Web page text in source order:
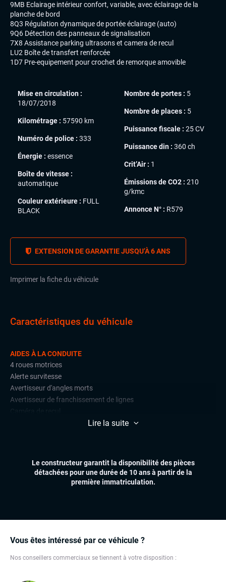
9MB Eclairage intérieur confort, variable, avec éclairage de la
planche de bord
8Q3 Régulation dynamique de portée éclairage (auto)
9Q6 Détection des panneaux de signalisation
7X8 Assistance parking ultrasons et camera de recul
LU2 Boîte de transfert renforcée
1D7 Pre-equipement pour crochet de remorque amovible
Mise en circulation :
18/07/2018
Kilométrage : 57590 km
Numéro de police : 333
Énergie : essence
Boîte de vitesse :
automatique
Couleur extérieure : FULL
BLACK
Nombre de portes : 5
Nombre de places : 5
Puissance fiscale : 25 CV
Puissance din : 360 ch
Crit’Air : 1
Émissions de CO2 : 210
g/kmc
Annonce N° : R579
EXTENSION DE GARANTIE JUSQU’À 6 ANS
Imprimer la fiche du véhicule
Vous êtes intéressé par ce véhicule ?
Nos conseillers commerciaux se tiennent à votre disposition :
Caractéristiques du véhicule
AIDES À LA CONDUITE
4 roues motrices
Alerte survitesse
Avertisseur d'angles morts
Avertisseur de franchissement de lignes
DCC (suspensions pilotées)
Side assist
Hayon électrique
Sièges électriques
Lire la suite
Le constructeur garantit la disponibilité des pièces
détachées pour une durée de 10 ans à partir de la
première immatriculation.